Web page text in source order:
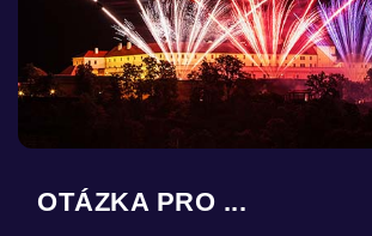
OTÁZKA PRO ...